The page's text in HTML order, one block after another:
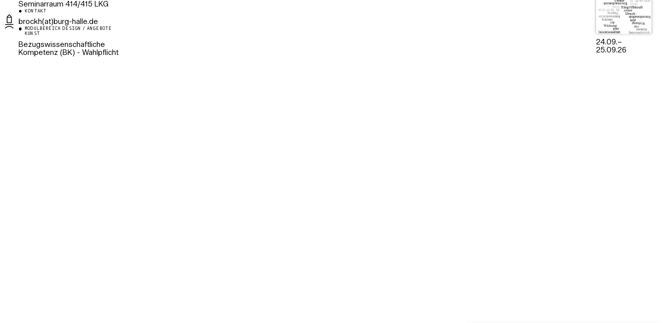
24.09.–
25.09.26
Seminarraum 414/415 LKG
KONTAKT
brockh(at)burg-halle.de
MODULBEREICH DESIGN / ANGEBOTE
KUNST
Bezugswissenschaftliche
Kompetenz (BK) - Wahlpflicht